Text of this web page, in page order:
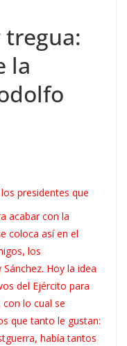
la
presidentes que
acabar con la
coloca así en el
los
Hoy la idea
del Ejército para
con lo cual se
que tanto le gustan:
había tantos